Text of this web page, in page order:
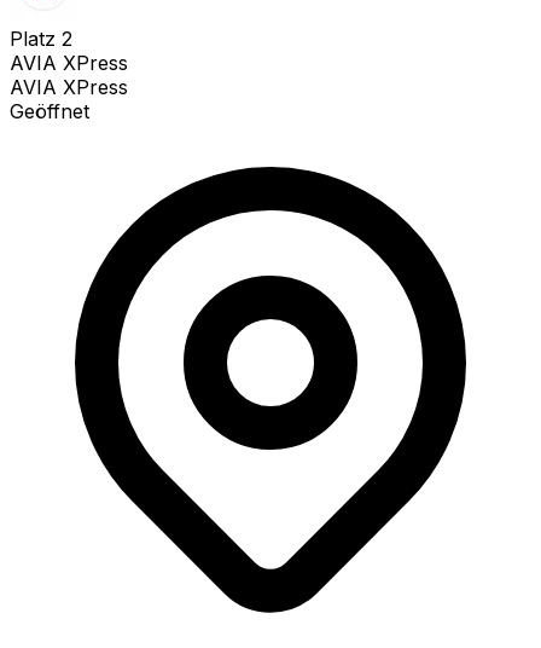
Platz 2
AVIA XPress
AVIA XPress
Geöffnet